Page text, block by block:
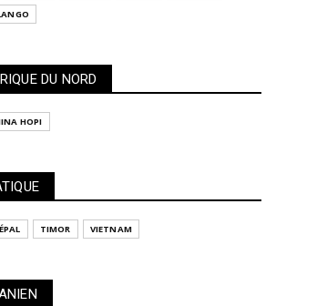
DU NORD
HOPI
TIMOR VIETNAM